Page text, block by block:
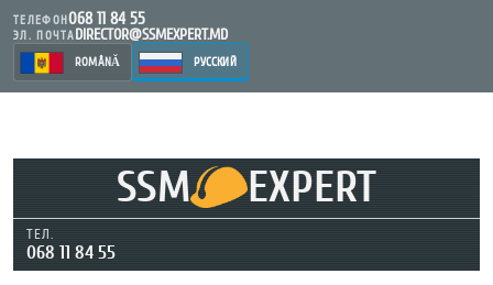
ТЕЛЕФОН068 11 84 55
ЭЛ. ПОЧТАDIRECTOR@SSMEXPERT.MD
ROMÂNĂ РУССКИЙ
SSM EXPERT
ТЕЛ.
068 11 84 55